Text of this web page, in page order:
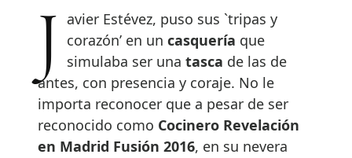
Javier Estévez, puso sus `tripas y corazón’ en uncasquería que
simulaba ser unatasca de las de
antes, con presencia y coraje. No le
importa reconocer que a pesar de ser
reconocido como Cocinero Revelación
en Madrid Fusión 2016, en su nevera